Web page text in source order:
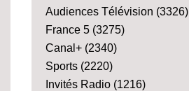
Audiences Télévision (3326)
France 5 (3275)
Canal+ (2340)
Sports (2220)
Invités Radio (1216)